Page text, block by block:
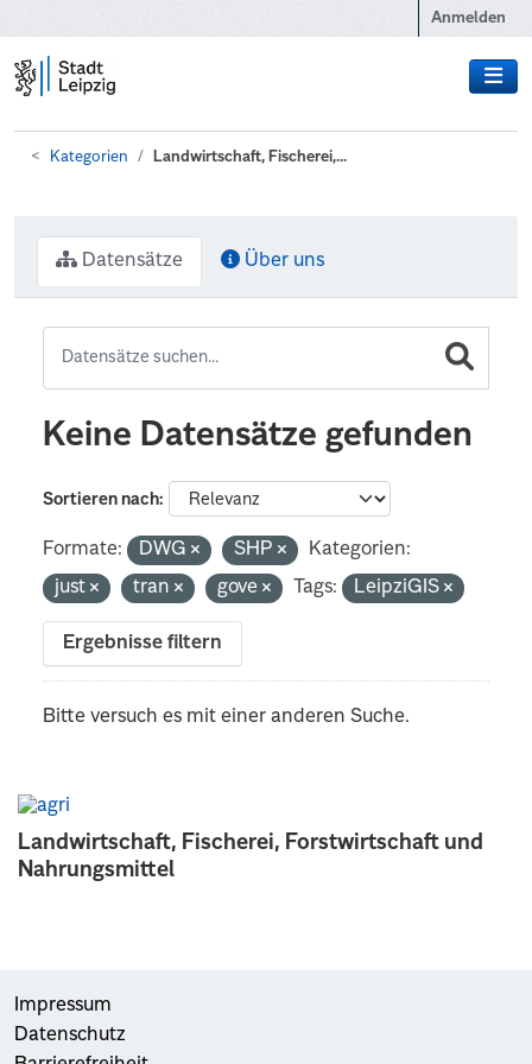
Anmelden
Kategorien Landwirtschaft, Fischerei,...
Landwirtschaft, Fischerei, Forstwirtschaft und
Nahrungsmittel
Datensätze Über uns
Keine Datensätze gefunden
Sortieren nach
Formate: DWG SHP
Kategorien:
just
tran gove Tags: LeipziGIS
Ergebnisse filtern
Bitte versuch es mit einer anderen Suche.
Impressum
Datenschutz